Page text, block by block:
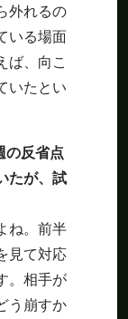
外れるの
いる場面
ば、向こ
いたとい
の反省点
たが、試
ね。前半
見て対応
。相手が
う崩すか